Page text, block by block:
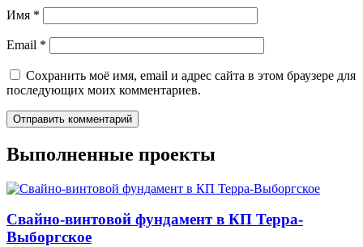
Имя *
Email *
Сохранить моё имя, email и адрес сайта в этом браузере для
последующих моих комментариев.
Выполненные проекты
Свайно-винтовой фундамент в КП Терра-
Выборгское